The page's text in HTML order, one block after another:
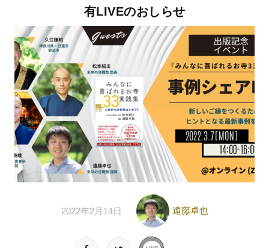
有LIVEのおしらせ
2022年2月14日 遠藤卓也